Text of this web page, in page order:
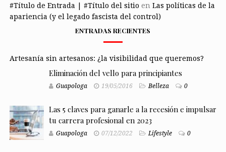
#Título de Entrada | #Título del sitio en Las políticas de la
apariencia (y el legado fascista del control)
ENTRADAS RECIENTES
Artesanía sin artesanos: ¿la visibilidad que queremos?
Eliminación del vello para principiantes
Guapologa 19/05/2016 Belleza 0
Las 5 claves para ganarle a la recesión e impulsar
tu carrera profesional en 2023
Guapologa 07/12/2022 Lifestyle 0